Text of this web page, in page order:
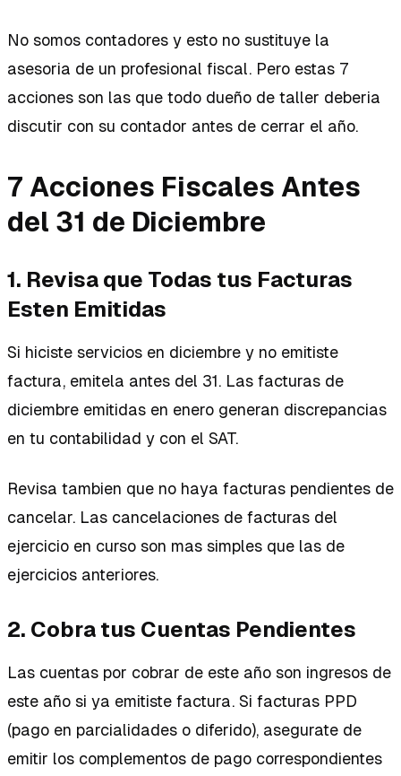
No somos contadores y esto no sustituye la
asesoria de un profesional fiscal. Pero estas 7
acciones son las que todo dueño de taller deberia
discutir con su contador antes de cerrar el año.
7 Acciones Fiscales Antes
del 31 de Diciembre
1. Revisa que Todas tus Facturas
Esten Emitidas
Si hiciste servicios en diciembre y no emitiste
factura, emitela antes del 31. Las facturas de
diciembre emitidas en enero generan discrepancias
en tu contabilidad y con el SAT.
Revisa tambien que no haya facturas pendientes de
cancelar. Las cancelaciones de facturas del
ejercicio en curso son mas simples que las de
ejercicios anteriores.
2. Cobra tus Cuentas Pendientes
Las cuentas por cobrar de este año son ingresos de
este año si ya emitiste factura. Si facturas PPD
(pago en parcialidades o diferido), asegurate de
emitir los complementos de pago correspondientes